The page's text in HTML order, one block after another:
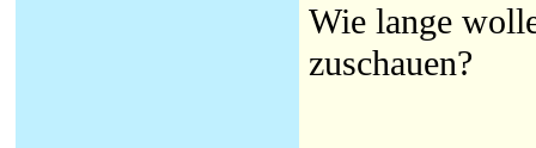
Wie lange
zuschauen?